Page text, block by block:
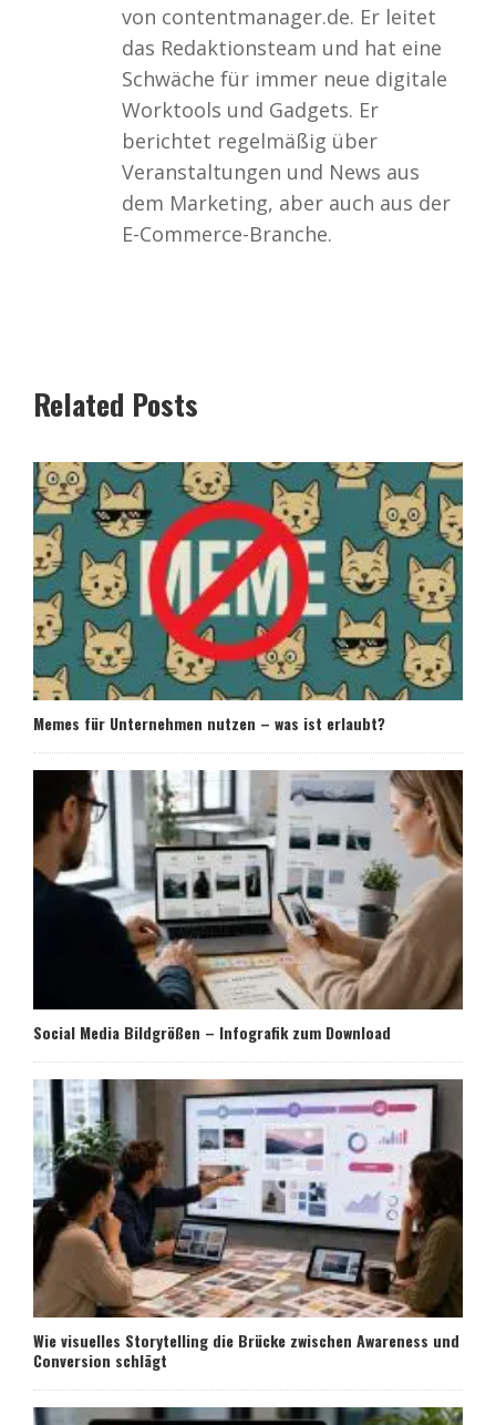
von contentmanager.de. Er leitet
das Redaktionsteam und hat eine
Schwäche für immer neue digitale
Worktools und Gadgets. Er
berichtet regelmäßig über
Veranstaltungen und News aus
dem Marketing, aber auch aus der
E-Commerce-Branche.
Related Posts
Memes für Unternehmen nutzen – was ist erlaubt?
Social Media Bildgrößen – Infografik zum Download
Wie visuelles Storytelling die Brücke zwischen Awareness und
Conversion schlägt